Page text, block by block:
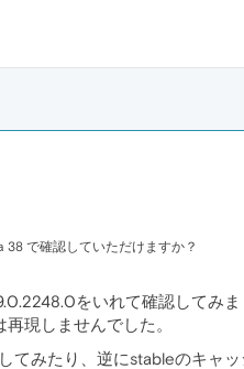
で確認していただけますか？
をいれて確認してみま
現しませんでした。
みたり、逆にstableのキャ